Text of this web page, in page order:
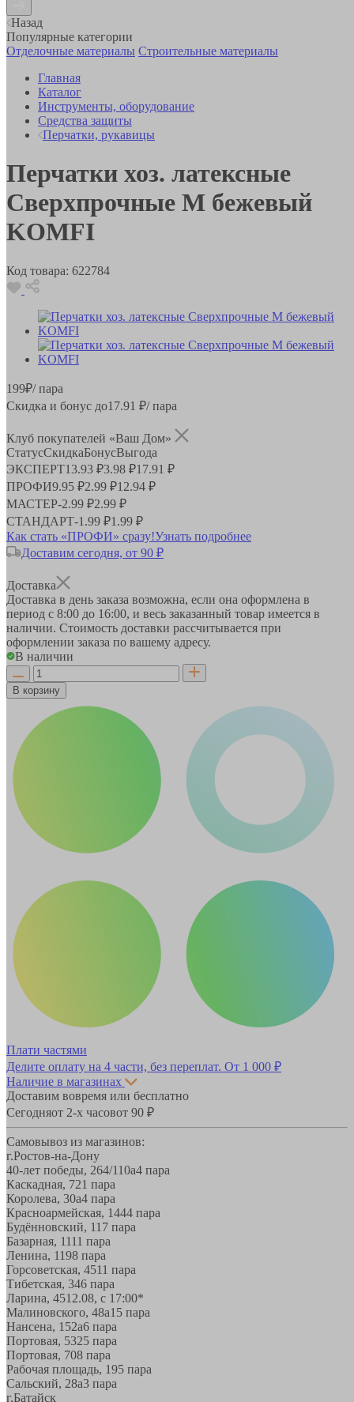
Назад
Популярные категории
Отделочные материалы Строительные материалы
Главная
Каталог
Инструменты, оборудование
Средства защиты
Перчатки, рукавицы
Перчатки хоз. латексные
Сверхпрочные М бежевый
KOMFI
Код товара: 622784
199₽/ пара
Скидка и бонус до17.91 ₽/ пара
Клуб покупателей «Ваш Дом»
СтатусСкидкаБонусВыгода
ЭКСПЕРТ13.93 ₽3.98 ₽17.91 ₽
ПРОФИ9.95 ₽2.99 ₽12.94 ₽
МАСТЕР-2.99 ₽2.99 ₽
СТАНДАРТ-1.99 ₽1.99 ₽
Как стать «ПРОФИ» сразу!Узнать подробнее
Доставим сегодня, от 90 ₽
Доставка
Доставка в день заказа возможна, если она оформлена в
период с 8:00 до 16:00, и весь заказанный товар имеется в
наличии. Стоимость доставки рассчитывается при
оформлении заказа по вашему адресу.
В наличии
В корзину
Плати частями
Делите оплату на 4 части, без переплат. От 1 000 ₽
Наличие в магазинах
Доставим вовремя или бесплатно
Сегодняот 2-х часовот 90 ₽
Самовывоз из магазинов:
г.Ростов-на-Дону
40-лет победы, 264/110а4 пара
Каскадная, 721 пара
Королева, 30а4 пара
Красноармейская, 1444 пара
Будённовский, 11 7 пара
Базарная, 1111 пара
Ленина, 1198 пара
Горсоветская, 4511 пара
Тибетская, 346 пара
Ларина, 4512.08, с 17:00*
Малиновского, 48а15 пара
Нансена, 152а6 пара
Портовая, 5325 пара
Портовая, 708 пара
Рабочая площадь, 195 пара
Сальский, 28a3 пара
г.Батайск